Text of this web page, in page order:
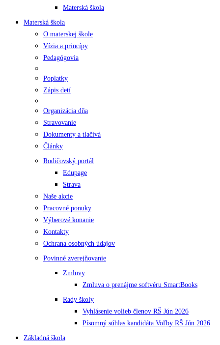
Materská škola
Materská škola
O materskej škole
Vízia a princípy
Pedagógovia
Poplatky
Zápis detí
Organizácia dňa
Stravovanie
Dokumenty a tlačivá
Články
Rodičovský portál
Edupage
Strava
Naše akcie
Pracovné ponuky
Výberové konanie
Kontakty
Ochrana osobných údajov
Povinné zverejňovanie
Zmluvy
Zmluva o prenájme softvéru SmartBooks
Rady školy
Vyhlásenie volieb členov RŠ Jún 2026
Písomný súhlas kandidáta Voľby RŠ Jún 2026
Základná škola